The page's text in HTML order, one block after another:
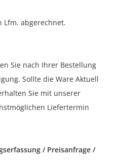
Lfm. abgerechnet.
Sie nach Ihrer Bestellung
Sollte die Ware Aktuell
Sie mit unserer
Liefertermin
/ Preisanfrage /